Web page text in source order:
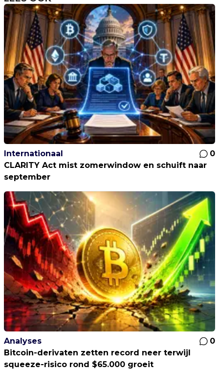
Internationaal
0
CLARITY Act mist zomerwindow en schuift naar
september
Analyses
0
Bitcoin-derivaten zetten record neer terwijl
squeeze-risico rond $65.000 groeit